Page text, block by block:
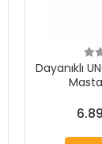
Dayanıklı